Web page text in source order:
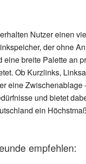
Nutzer einen
der ohne
eine breite Palette an
Ob Kurzlinks,
eine Zwischenablage
und bietet
ein
empfehlen: